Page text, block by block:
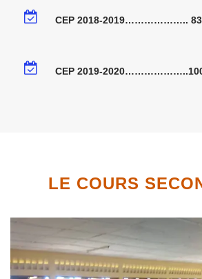
CEP 2018-2019……………….. 83
CEP 2019-
LE COURS